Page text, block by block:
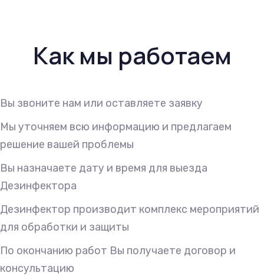
Как мы работаем
Вы звоните нам или оставляете заявку
Мы уточняем всю информацию и предлагаем
решение вашей проблемы
Вы назначаете дату и время для выезда
Дезинфектора
Дезинфектор производит комплекс мероприятий
для обработки и защиты
По окончанию работ Вы получаете договор и
консультацию